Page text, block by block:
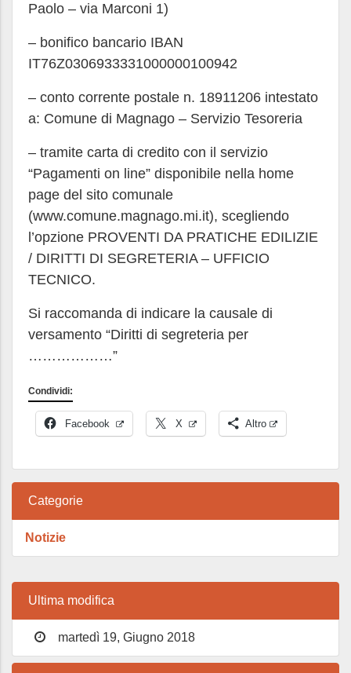
Paolo – via Marconi 1)
– bonifico bancario IBAN
IT76Z0306933331000000100942
– conto corrente postale n. 18911206 intestato
a: Comune di Magnago – Servizio Tesoreria
– tramite carta di credito con il servizio
“Pagamenti on line” disponibile nella home
page del sito comunale
(www.comune.magnago.mi.it), scegliendo
l’opzione PROVENTI DA PRATICHE EDILIZIE
/ DIRITTI DI SEGRETERIA – UFFICIO
TECNICO.
Si raccomanda di indicare la causale di
versamento “Diritti di segreteria per
………………”
Condividi:
Facebook X Altro
Categorie
Notizie
Ultima modifica
martedì 19, Giugno 2018